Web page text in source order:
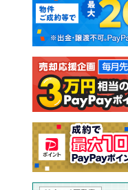
新築一戸建て
注文住宅
売却査定